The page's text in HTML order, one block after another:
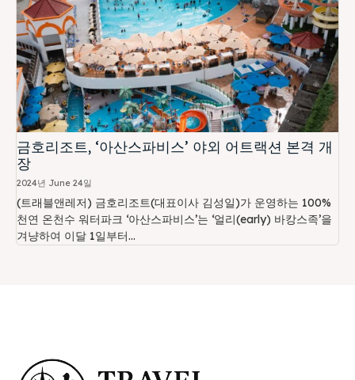
금호리조트, ‘아산스파비스’ 야외 어트랙션 본격 개
장
2024년 June 24일
(트래블앤레저) 금호리조트(대표이사 김성일)가 운영하는 100%
천연 온천수 워터파크 ‘아산스파비스’는 ‘얼리(early) 바캉스족’을
겨냥하여 이달 1일부터...